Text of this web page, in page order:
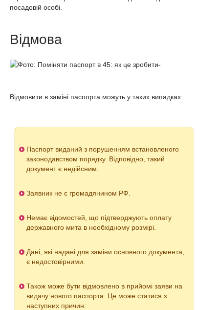
посадовій особі.
Відмова
Відмовити в заміні паспорта можуть у таких випадках:
Паспорт виданий з порушенням встановленого
законодавством порядку. Відповідно, такий
документ є недійсним.
Заявник не є громадянином РФ.
Немає відомостей, що підтверджують оплату
державного мита в необхідному розмірі.
Дані, які надані для заміни основного документа,
є недостовірними.
Також може бути відмовлено в прийомі заяви на
видачу нового паспорта. Це може статися з
наступних причин: